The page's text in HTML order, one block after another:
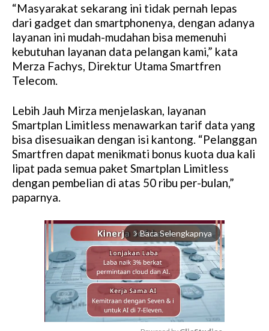
“Masyarakat sekarang ini tidak pernah lepas
dari gadget dan smartphonenya, dengan adanya
layanan ini mudah-mudahan bisa memenuhi
kebutuhan layanan data pelangan kami,” kata
Merza Fachys, Direktur Utama Smartfren
Telecom.
Lebih Jauh Mirza menjelaskan, layanan
Smartplan Limitless menawarkan tarif data yang
bisa disesuaikan dengan isi kantong. “Pelanggan
Smartfren dapat menikmati bonus kuota dua kali
lipat pada semua paket Smartplan Limitless
dengan pembelian di atas 50 ribu per-bulan,”
paparnya.
arrow_forward_ios Baca Selengkapnya